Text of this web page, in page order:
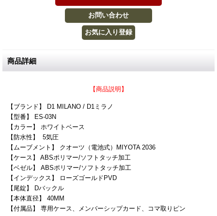
商品詳細
【商品説明】
【ブランド】 D1 MILANO / D1ミラノ
【型番】 ES-03N
【カラー】 ホワイトベース
【防水性】 5気圧
【ムーブメント】 クオーツ（電池式）MIYOTA 2036
【ケース】 ABSポリマー/ソフトタッチ加工
【ベゼル】 ABSポリマー/ソフトタッチ加工
【インデックス】 ローズゴールドPVD
【尾錠】 Dバックル
【本体直径】 40MM
【付属品】 専用ケース、メンバーシップカード、コマ取りピン